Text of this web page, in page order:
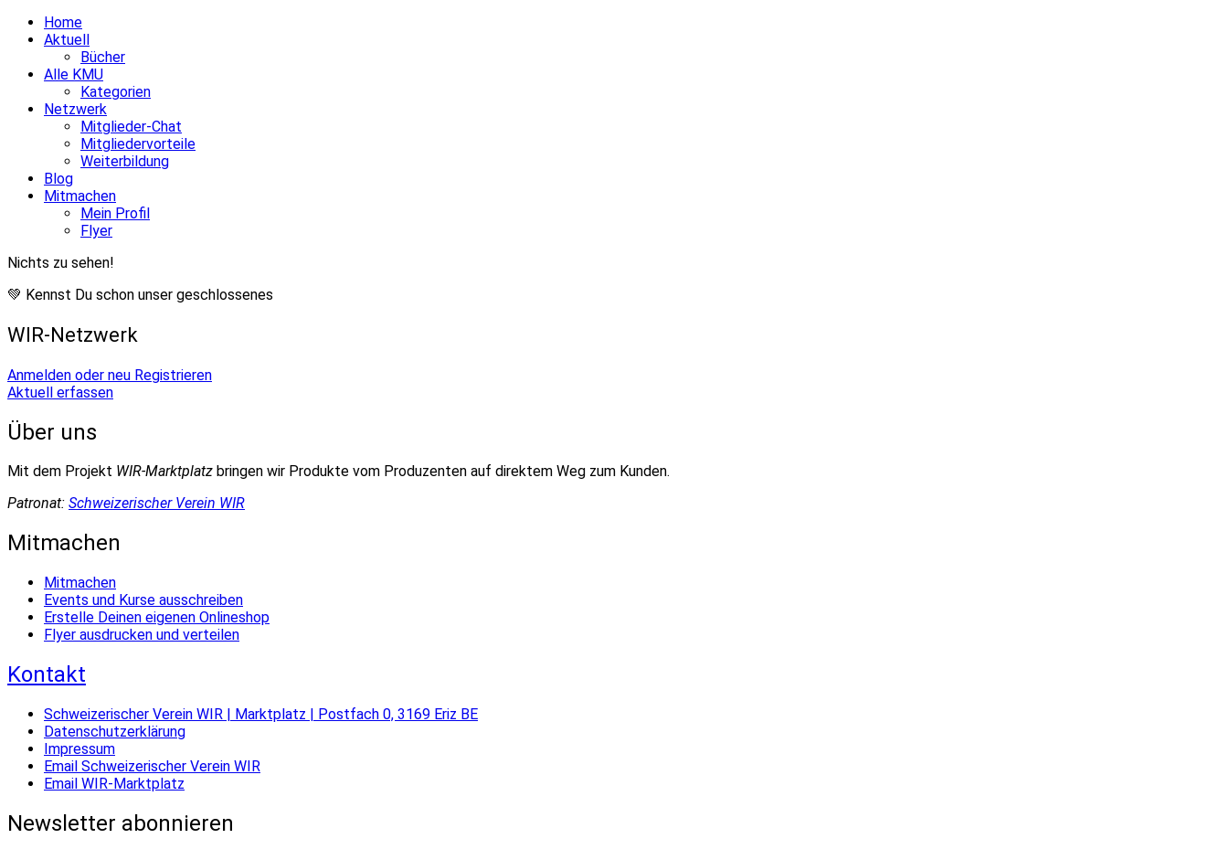
Home
Aktuell
Bücher
Alle KMU
Kategorien
Netzwerk
Mitglieder-Chat
Mitgliedervorteile
Weiterbildung
Blog
Mitmachen
Mein Profil
Flyer
Nichts zu sehen!
💚 Kennst Du schon unser geschlossenes
WIR-Netzwerk
Anmelden oder neu Registrieren
Aktuell erfassen
Über uns
Mit dem Projekt WIR-Marktplatz bringen wir Produkte vom Produzenten auf direktem Weg zum Kunden.
Patronat: Schweizerischer Verein WIR
Mitmachen
Mitmachen
Events und Kurse ausschreiben
Erstelle Deinen eigenen Onlineshop
Flyer ausdrucken und verteilen
Kontakt
Schweizerischer Verein WIR | Marktplatz | Postfach 0, 3169 Eriz BE
Datenschutzerklärung
Impressum
Email Schweizerischer Verein WIR
Email WIR-Marktplatz
Newsletter abonnieren